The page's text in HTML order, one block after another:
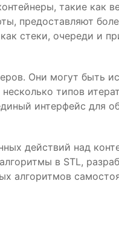
такие как
предоставляют
стеки, очереди и
Они могут быть
типов
интерфейс для
действий над
в STL,
алгоритмов